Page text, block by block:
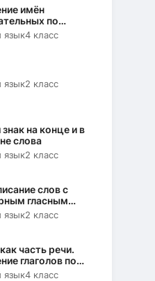
имён
по
числам
язык4 класс
язык2 класс
на конце и в
слова
язык2 класс
слов с
гласным
корне
язык2 класс
часть речи.
глаголов по
язык4 класс